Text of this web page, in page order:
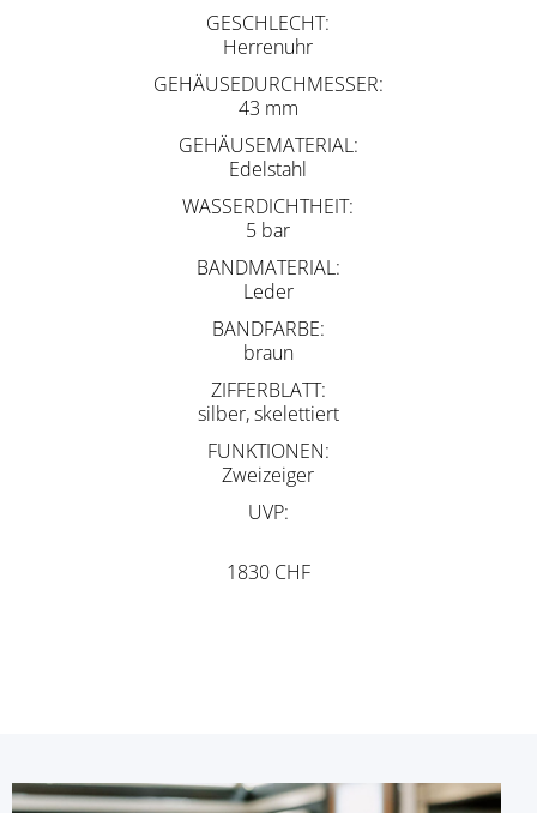
GESCHLECHT
Herrenuhr
GEHÄUSEDURCHMESSER
43 mm
GEHÄUSEMATERIAL
Edelstahl
WASSERDICHTHEIT
5 bar
BANDMATERIAL
Leder
BANDFARBE
braun
ZIFFERBLATT
silber, skelettiert
FUNKTIONEN
Zweizeiger
UVP
1830 CHF